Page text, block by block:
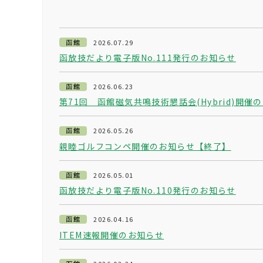
函館 2026.07.29
函放技だより電子版No.111発行のお知らせ
函館 2026.06.23
第71回 函館磁気共鳴技術懇話会(Hybrid)開催の
函館 2026.05.26
親睦ゴルフコンペ開催のお知らせ【終了】
函館 2026.05.01
函放技だより電子版No.110発行のお知らせ
函館 2026.04.16
ITEM速報開催のお知らせ